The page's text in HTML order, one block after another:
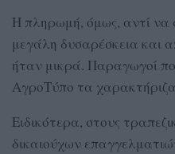
Η πληρωμή, όμως, αντί να
μεγάλη δυσαρέσκεια και
ήταν μικρά. Παραγωγοί
ΑγροΤύπο τα
Ειδικότερα, στους
δικαιούχων